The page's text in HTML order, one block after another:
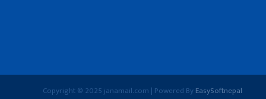
Copyright © 2025 janamail.com | Powered ByEasySoftnepal